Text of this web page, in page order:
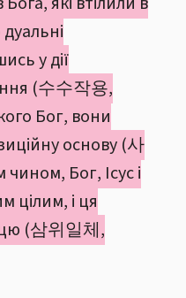
у дії
(수수작용,
Бог, вони
основу (사
чином, Бог, Ісус і
цілим, і ця
(삼위일체,